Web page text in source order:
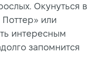
Окунуться в
или
интересным
запомнится